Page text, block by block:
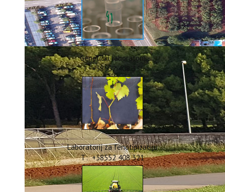
Genetički laboratorij
T: +38552 408 336
Laboratorij za fenotipizaciju
T: +38552 408 321